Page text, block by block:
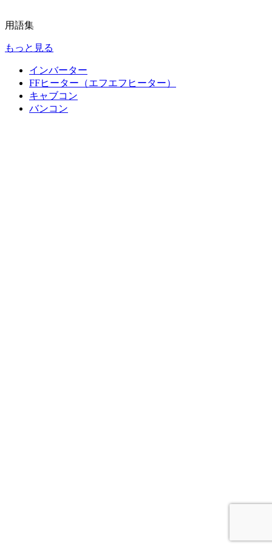
用語集
もっと見る
インバーター
FFヒーター（エフエフヒーター）
キャブコン
バンコン